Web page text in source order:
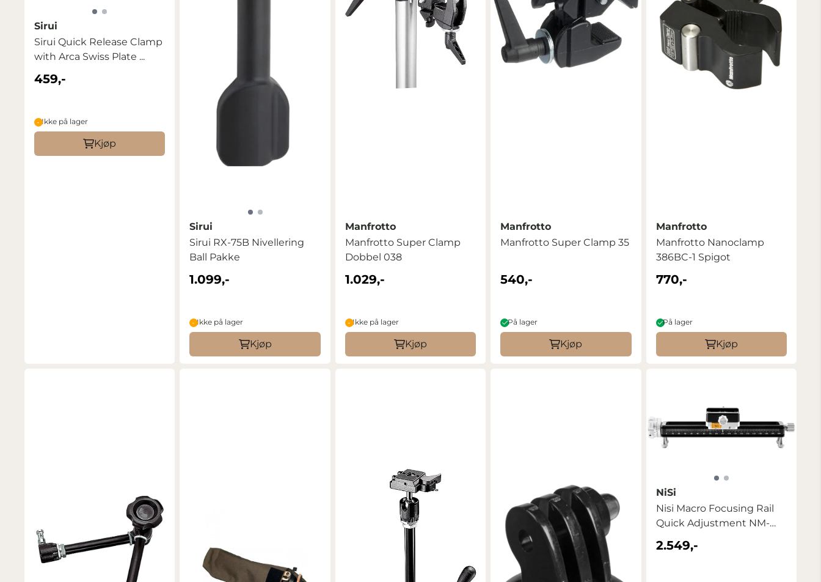
Sirui
Sirui Quick Release Clamp
with Arca Swiss Plate ...
459,-
Ikke på lager
Kjøp
Sirui
Sirui RX-75B Nivellering
Ball Pakke
1.099,-
Ikke på lager
Kjøp
Manfrotto
Manfrotto Super Clamp
Dobbel 038
1.029,-
Ikke på lager
Kjøp
Manfrotto
Manfrotto Super Clamp 35
540,-
På lager
Kjøp
Manfrotto
Manfrotto Nanoclamp
386BC-1 Spigot
770,-
På lager
Kjøp
NiSi
Nisi Macro Focusing Rail
Quick Adjustment NM-
200S
2.549,-